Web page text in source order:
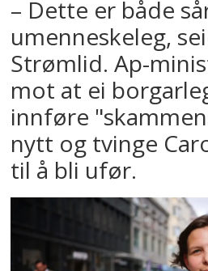
– Dette er både
umenneskeleg,
Strømlid. Ap-
mot at ei
innføre
nytt og tvinge
til å bli ufør.